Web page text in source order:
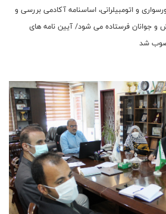
و اتومبیلرانی، اساسنامه آکادمی بررسی و
و جوانان فرستاده می شود/ آیین نامه های
شد